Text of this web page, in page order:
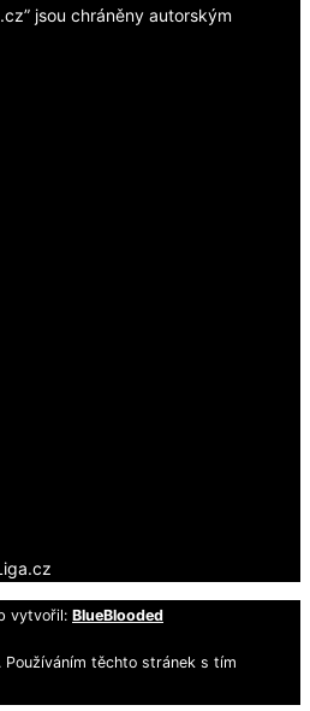
jsou chráněny autorským
vytvořil: BlueBlooded
těchto stránek s tím